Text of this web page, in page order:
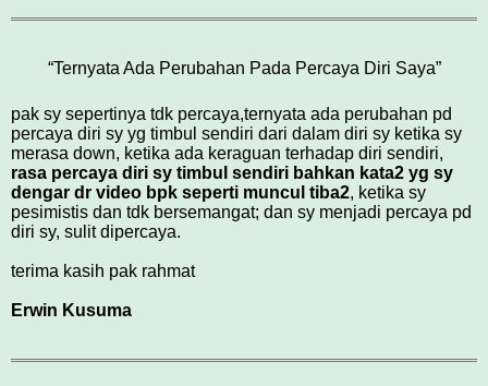
“Ternyata Ada Perubahan Pada Percaya Diri Saya”
pak sy sepertinya tdk percaya,ternyata ada perubahan pd
percaya diri sy yg timbul sendiri dari dalam diri sy ketika sy
merasa down, ketika ada keraguan terhadap diri sendiri,
rasa percaya diri sy timbul sendiri bahkan kata2 yg sy
dengar dr video bpk seperti muncul tiba2, ketika sy
pesimistis dan tdk bersemangat; dan sy menjadi percaya pd
diri sy, sulit dipercaya.
terima kasih pak rahmat
Erwin Kusuma